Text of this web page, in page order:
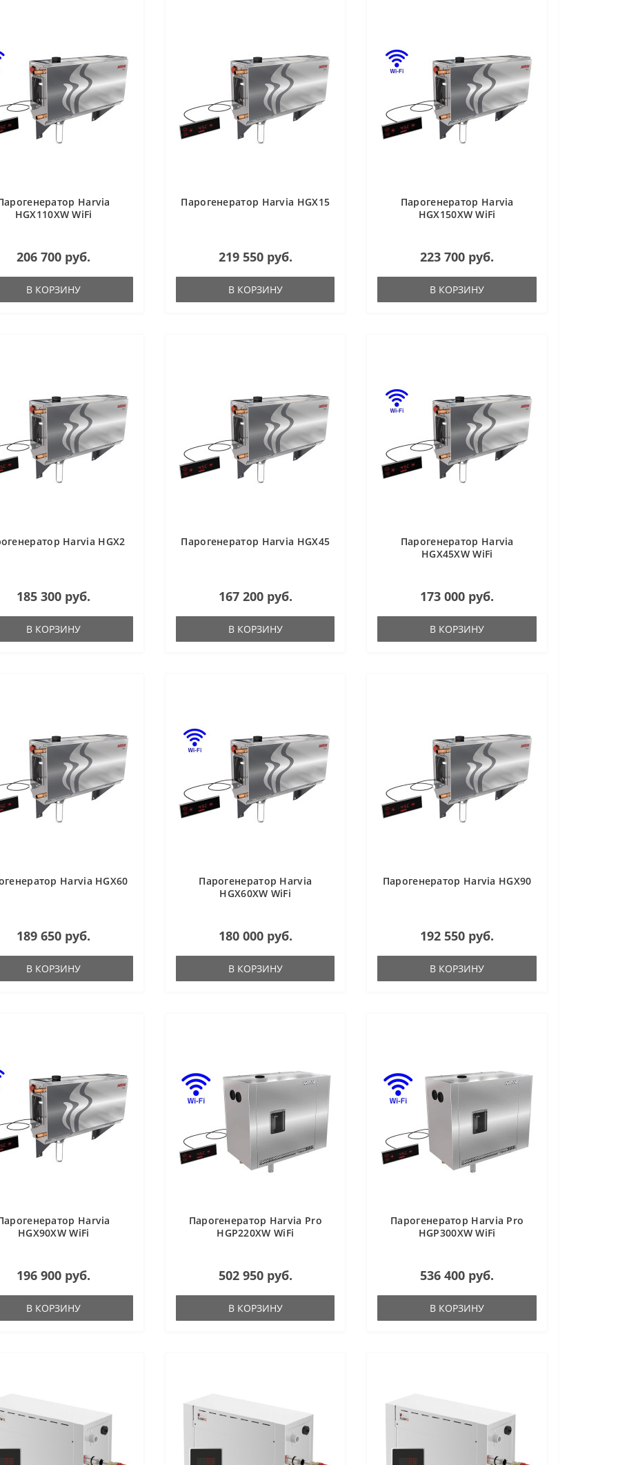
Harvia
HGX110XW WiFi
206 700 руб.
В КОРЗИНУ
Парогенератор Harvia HGX15
219 550 руб.
В КОРЗИНУ
Парогенератор Harvia
HGX150XW WiFi
223 700 руб.
В КОРЗИНУ
Harvia HGX2
185 300 руб.
В КОРЗИНУ
Парогенератор Harvia HGX45
167 200 руб.
В КОРЗИНУ
Парогенератор Harvia
HGX45XW WiFi
173 000 руб.
В КОРЗИНУ
Harvia HGX60
189 650 руб.
В КОРЗИНУ
Парогенератор Harvia
HGX60XW WiFi
180 000 руб.
В КОРЗИНУ
Парогенератор Harvia HGX90
192 550 руб.
В КОРЗИНУ
Harvia
HGX90XW WiFi
196 900 руб.
В КОРЗИНУ
Парогенератор Harvia Pro
HGP220XW WiFi
502 950 руб.
В КОРЗИНУ
Парогенератор Harvia Pro
HGP300XW WiFi
536 400 руб.
В КОРЗИНУ